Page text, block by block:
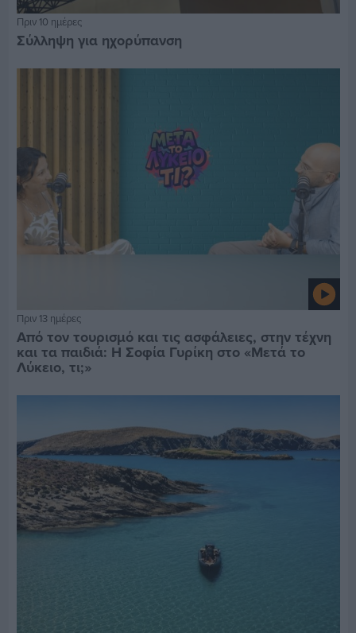
Πριν 10 ημέρες
Σύλληψη για ηχορύπανση
Πριν 13 ημέρες
Από τον τουρισμό και τις ασφάλειες, στην τέχνη
και τα παιδιά: Η Σοφία Γυρίκη στο «Μετά το
Λύκειο, τι;»